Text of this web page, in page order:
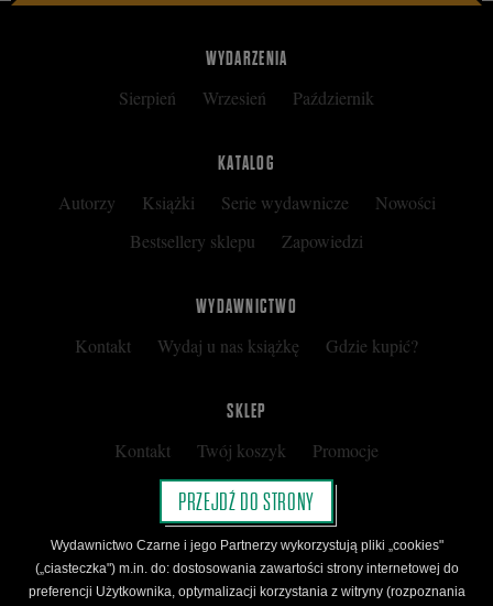
WYDARZENIA
Sierpień Wrzesień Październik
KATALOG
Autorzy Książki Serie wydawnicze
Nowości
Bestsellery sklepu
Zapowiedzi
WYDAWNICTWO
Kontakt Wydaj u nas książkę Gdzie kupić?
SKLEP
Kontakt Twój koszyk
Promocje
Kup kartę podarunkową
Nota prawna
Regulamin
Polityka prywatności
Regulamin Klubu Czarnego
PRZEJDŹ DO STRONY
Wydawnictwo Czarne i jego Partnerzy wykorzystują pliki „cookies"
(„ciasteczka") m.in. do: dostosowania zawartości strony internetowej do
preferencji Użytkownika, optymalizacji korzystania z witryny (rozpoznania